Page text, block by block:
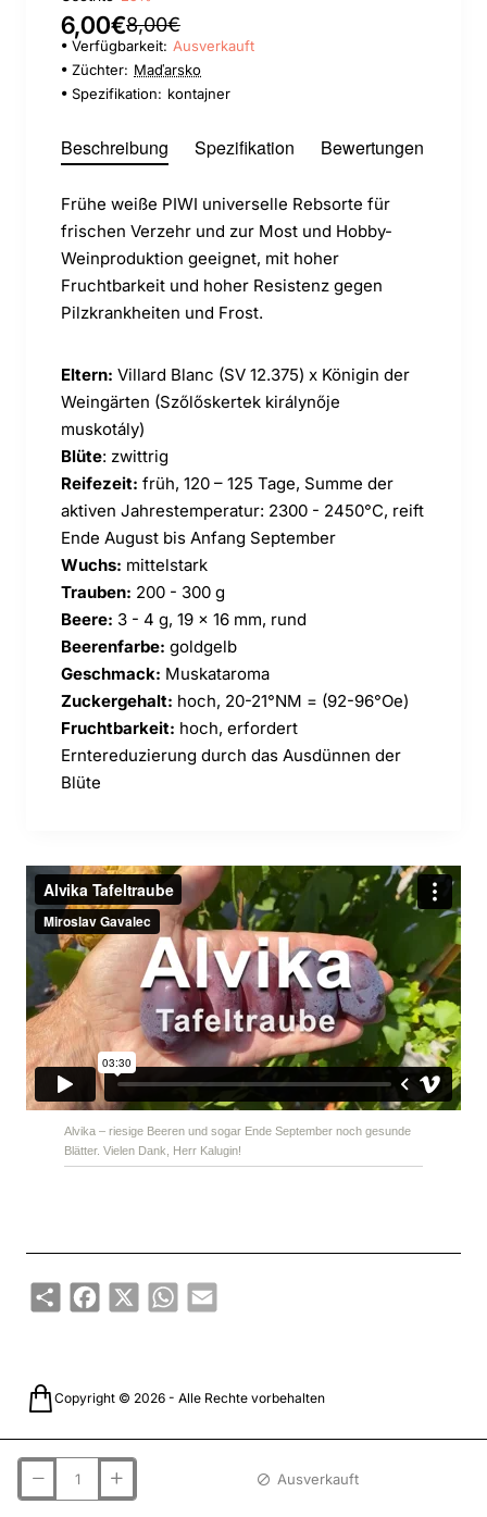
6,00€8,00€
Verfügbarkeit: Ausverkauft
Züchter: Maďarsko
Spezifikation: kontajner
Ausverkauft
Beschreibung Spezifikation Bewertungen
Frühe weiße PIWI universelle Rebsorte für
frischen Verzehr und zur Most und Hobby-
Weinproduktion geeignet, mit hoher
Fruchtbarkeit und hoher Resistenz gegen
Pilzkrankheiten und Frost.
Eltern: Villard Blanc (SV 12.375) x Königin der
Weingärten (Szőlőskertek királynője
muskotály)
Blüte: zwittrig
Reifezeit: früh, 120 – 125 Tage, Summe der
aktiven Jahrestemperatur: 2300 - 2450°C, reift
Ende August bis Anfang September
Wuchs: mittelstark
Trauben: 200 - 300 g
Beere: 3 - 4 g, 19 x 16 mm, rund
Beerenfarbe: goldgelb
Geschmack: Muskataroma
Zuckergehalt: hoch, 20-21°NM = (92-96°Oe)
Fruchtbarkeit: hoch, erfordert
Erntereduzierung durch das Ausdünnen der
Blüte
Alvika – riesige Beeren und sogar Ende September noch gesunde
Blätter. Vielen Dank, Herr Kalugin!
ShareFacebook
X WhatsApp
Email
Copyright © 2026 - Alle Rechte vorbehalten